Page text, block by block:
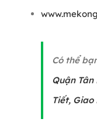
Có thể
Quận Tân
Tiết,